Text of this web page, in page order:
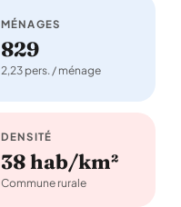
MÉNAGES
829
2,23 pers. / ménage
DENSITÉ
38 hab/km²
Commune rurale